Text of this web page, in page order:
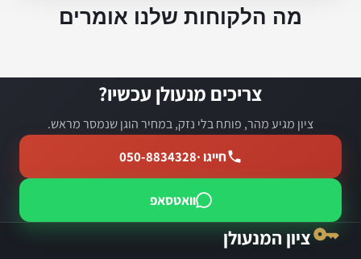
מה הלקוחות שלנו אומרים
צריכים מנעולן עכשיו?
ציון מגיע מהר, פותח בלי נזק, במחיר הוגן שנמסר מראש.
חייגו ·050-8834328
וואטסאפ
ציון המנעולן